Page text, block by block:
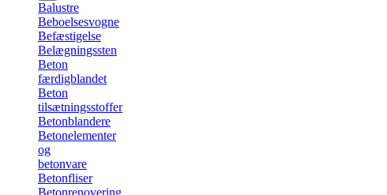
Balustre
Beboelsesvogne
Befæstigelse
Belægningssten
Beton
færdigblandet
Beton
tilsætningsstoffer
Betonblandere
Betonelementer
og
betonvare
Betonfliser
Betonrenovering